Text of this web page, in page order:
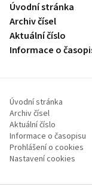
Úvodní stránka
Archiv čísel
Aktuální číslo
Informace o
Úvodní stránka
Archiv čísel
Aktuální číslo
Informace o časopisu
Prohlášení o cookies
Nastavení cookies